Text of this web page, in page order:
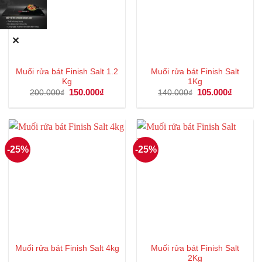
Muối rửa bát Finish Salt 1.2
Kg
200.000₫
Giá
là:
150.000₫
tại
150.000₫.
Muối rửa bát Finish Salt
1Kg
140.000₫
Giá
là:
105.000₫
tại
-25%
Muối rửa bát Finish Salt 4kg
-25%
Muối rửa bát Finish Salt
2Kg
✕